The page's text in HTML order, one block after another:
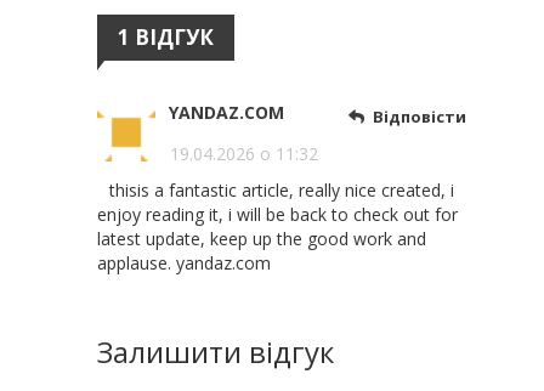
1 ВІДГУК
YANDAZ.COM
19.04.2026 о 11:32
thisis a fantastic article, really nice created, i
enjoy reading it, i will be back to check out for
latest update, keep up the good work and
applause. yandaz.com
Відповісти
Залишити відгук